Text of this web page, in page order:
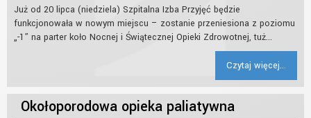
Już od 20 lipca (niedziela) Szpitalna Izba Przyjęć będzie
funkcjonowała w nowym miejscu – zostanie przeniesiona z poziomu
„-1” na parter koło Nocnej i Świątecznej Opieki Zdrowotnej, tuż...
Czytaj więcej...
Okołoporodowa opieka paliatywna